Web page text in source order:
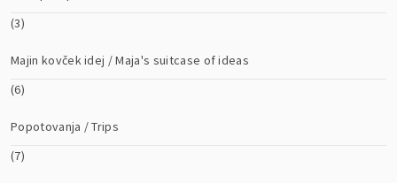
(3)
Majin kovček idej / Maja's suitcase of ideas
(6)
Popotovanja / Trips
(7)